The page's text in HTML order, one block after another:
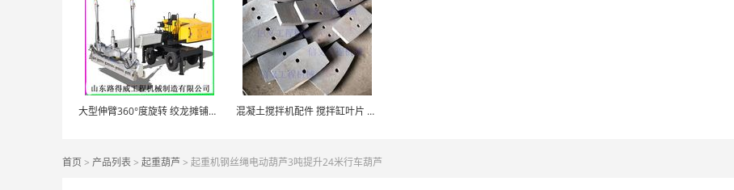
大型伸臂360°度旋转 绞龙摊铺超平混凝土激光整平机路得威实力企业 混凝土搅拌机配件 搅拌缸叶片 搅拌臂
首页> 产品列表> 起重葫芦> 起重机钢丝绳电动葫芦3吨提升24米行车葫芦